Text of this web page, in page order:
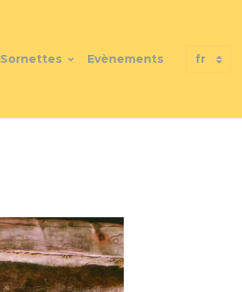
Sornettes Evènements